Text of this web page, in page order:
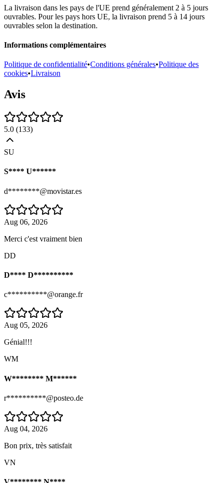
La livraison dans les pays de l'UE prend généralement 2 à 5 jours
ouvrables. Pour les pays hors UE, la livraison prend 5 à 14 jours
ouvrables selon la destination.
Informations complémentaires
Politique de confidentialité•Conditions générales•Politique des
cookies•Livraison
Avis
5.0 (133)
SU
S**** U******
d********@movistar.es
Aug 06, 2026
Merci c'est vraiment bien
DD
D**** D**********
c**********@orange.fr
Aug 05, 2026
Génial!!!
WM
W******** M******
r**********@posteo.de
Aug 04, 2026
Bon prix, très satisfait
VN